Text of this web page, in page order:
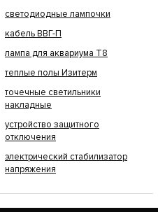
светодиодные лампочки
кабель ВВГ-П
лампа для аквариума Т8
теплые полы Изитерм
точечные светильники
накладные
устройство защитного
отключения
электрический стабилизатор
напряжения